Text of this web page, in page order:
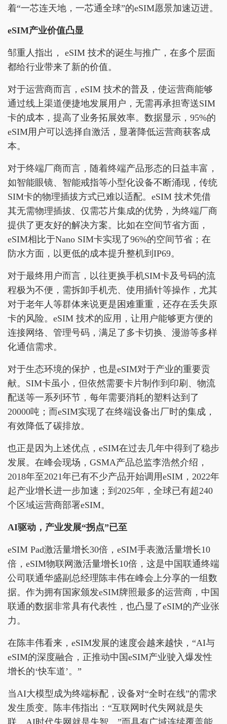
着“一芯连天地，一芯通全球”的eSIM愿景加速迈进。
eSIM产业价值凸显
邹重人指出， eSIM 技术的诞生与推广，在多个层面
都给行业带来了新的价值。
对于运营商而言，eSIM 技术的普及，使运营商能够
通过线上渠道便捷地发展用户，无需再承担寄送SIM
卡的成本，提高了业务拓展效率。数据显示，95%的
eSIM用户可以选择自激活，显著降低运营商获客成
本。
对于终端厂商而言，随着终端产品形态的日益丰富，
如智能眼镜、智能戒指等小型化设备不断涌现，传统
SIM卡的物理插拔方式已难以适配。eSIM 技术凭借
其无需物理插拔、仅需芯片集成的优势，为终端厂商
提供了更友好的解决方案。比如在空间节省方面，
eSIM相比于Nano SIM卡实现了96%的空间节省；在
防水方面，以更低的成本提升整机到IP69。
对于最终用户而言，以往更换手机SIM卡及号码的流
程极为不便，需拆卸手机壳、使用插针等操作，尤其
对于老年人等群体来说更是困难重重，还存在丢失原
卡的风险。eSIM 技术的应用，让用户能够更方便的
连接网络、管理号码，满足了多卡切换、漫游等多样
化通信需求。
对于生态环境的保护，也是eSIM对于产业的重要贡
献。SIM卡虽小，但依然需要卡片制作到印刷、物流
配送等一系列环节，每年需要消耗的塑料达到了
20000吨；而eSIM实现了在终端设备出厂时的集成，
有效降低了碳排放。
也正是因为上述优点，eSIM在过去几年中得到了稳步
发展。在峰会现场，GSMA产品总监李浩然介绍，
2018年至2021年已有不少产品开始调用eSIM，2022年
起产业增长进一步加速；到2025年，全球已有超240
个区域运营商部署eSIM。
AI驱动，产业发展“拐点”已至
eSIM Pad激活量增长30倍，eSIM手表激活量增长10
倍，eSIM物联网激活量增长10倍，这是中国联通终端
公司联通华盛副总经理陈丰伟在峰会上分享的一组数
据。作为拥有国家颁发eSIM牌照最多的运营商，中国
联通的数据非常具有代表性，也凸显了eSIM的产业张
力。
在陈丰伟看来，eSIM发展的速度会越来越快，“AI与
eSIM的深度融合，正推动中国eSIM产业驶入爆发性
增长的‘快车道’。”
当AI大模型成为终端标配，设备对“全时在线”的需求
发生质变。陈丰伟指出：“互联网时代失网就是失